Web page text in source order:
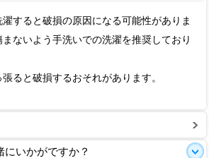
すると破損の原因になる可能性がありま
ないよう手洗いでの洗濯を推奨しており
ると破損するおそれがあります。
にいかがですか？